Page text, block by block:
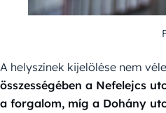
A helyszínek kijelölése nem
összességében a Nefelejcs
a forgalom, míg a Dohány